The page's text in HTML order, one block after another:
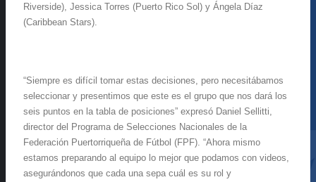
Riverside), Jessica Torres (Puerto Rico Sol) y Ángela Díaz
(Caribbean Stars).
“Siempre es difícil tomar estas decisiones, pero necesitábamos
seleccionar y presentimos que este es el grupo que nos dará los
seis puntos en la tabla de posiciones” expresó Daniel Sellitti,
director del Programa de Selecciones Nacionales de la
Federación Puertorriqueña de Fútbol (FPF). “Ahora mismo
estamos preparando al equipo lo mejor que podamos con videos,
asegurándonos que cada una sepa cuál es su rol y